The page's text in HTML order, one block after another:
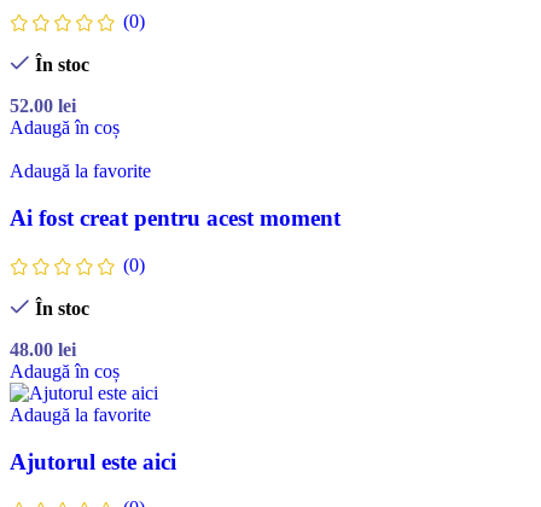
(0)
În stoc
52.00 lei
Adaugă în coș
Adaugă la favorite
Ai fost creat pentru acest moment
(0)
În stoc
48.00 lei
Adaugă în coș
Adaugă la favorite
Ajutorul este aici